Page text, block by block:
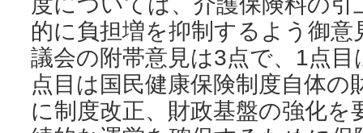
的に負担増を抑制するよう御
議会の附帯意見は3点で、1点
点目は国民健康保険制度自体
に制度改正、財政基盤の強化